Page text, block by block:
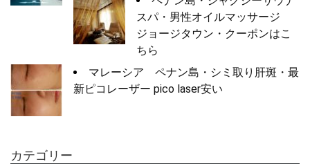
スパ・男性オイルマッサージ
ジョージタウン・クーポンはこ
ちら
マレーシア ペナン島・シミ取り肝斑・最
新ピコレーザー pico laser安い
カテゴリー